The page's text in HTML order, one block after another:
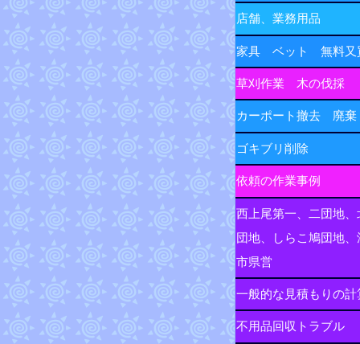
店舗、業務用品
家具 ベット 無料又
草刈作業 木の伐採
カーポート撤去 廃棄
ゴキブリ削除
依頼の作業事例
西上尾第一、二団地、
団地、しらこ鳩団地、
市県営
一般的な見積もりの計
不用品回収トラブル